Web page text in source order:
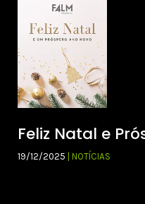
Feliz Natal e
19/12/2025 | NOTÍCIAS